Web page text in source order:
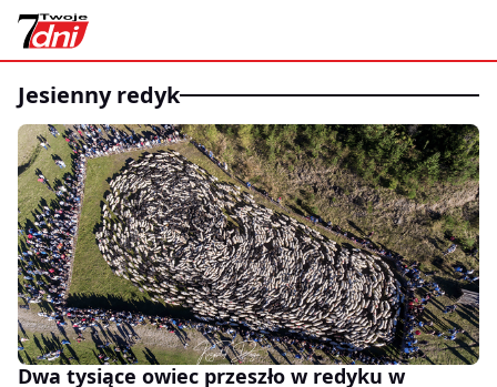
jesienny redyk
Dwa tysiące owiec przeszło w redyku w